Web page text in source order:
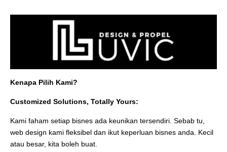
Kenapa Pilih Kami?
Customized Solutions, Totally Yours:
Kami faham setiap bisnes ada keunikan tersendiri. Sebab tu,
web design kami fleksibel dan ikut keperluan bisnes anda. Kecil
atau besar, kita boleh buat.